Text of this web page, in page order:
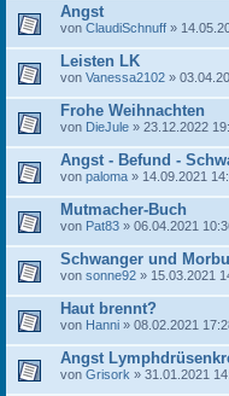
Angst
von ClaudiSchnuff »
Leisten LK
von Vanessa2102 »
Frohe Weihnachten
von DieJule » 23.12.2022
Angst - Befund -
von paloma » 14.09.2021
Mutmacher-Buch
von Pat83 » 06.04.2021
Schwanger und
von sonne92 » 15.03.2021
Haut brennt?
von Hanni » 08.02.2021
Angst
von Grisork » 31.01.2021